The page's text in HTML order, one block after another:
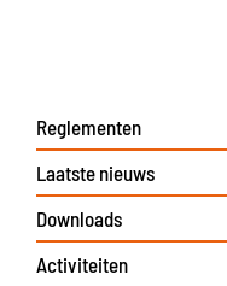
Reglementen
Laatste nieuws
Downloads
Activiteiten